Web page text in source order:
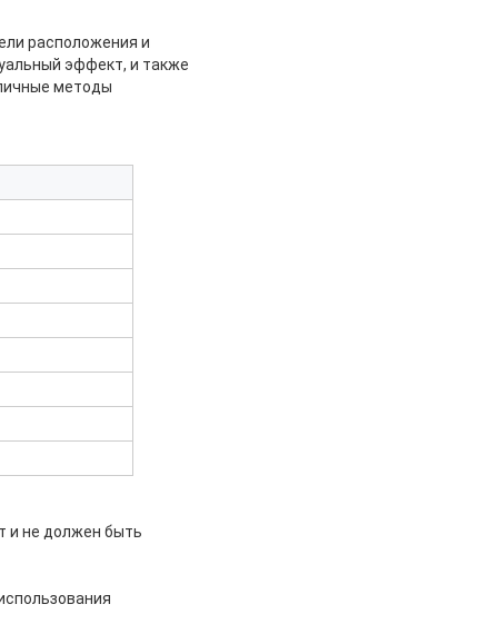
расположения и
эффект, и также
методы
и не должен быть